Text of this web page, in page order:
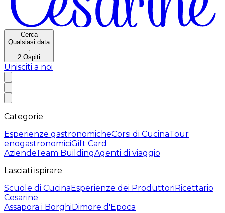
Cerca
Qualsiasi data
·
2 Ospiti
Unisciti a noi
Categorie
Esperienze gastronomicheCorsi di CucinaTour
enogastronomiciGift Card
AziendeTeam BuildingAgenti di viaggio
Lasciati ispirare
Scuole di CucinaEsperienze dei ProduttoriRicettario
Cesarine
Assapora i BorghiDimore d'Epoca